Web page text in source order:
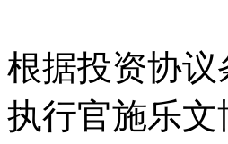
根据投资协
执行官施乐